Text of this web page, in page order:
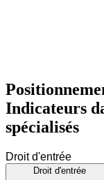
Indicateurs
spécialisés
Droit d'entrée